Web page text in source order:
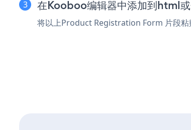
在Kooboo编辑器中添加到html
将以上Product Registration Form 片段